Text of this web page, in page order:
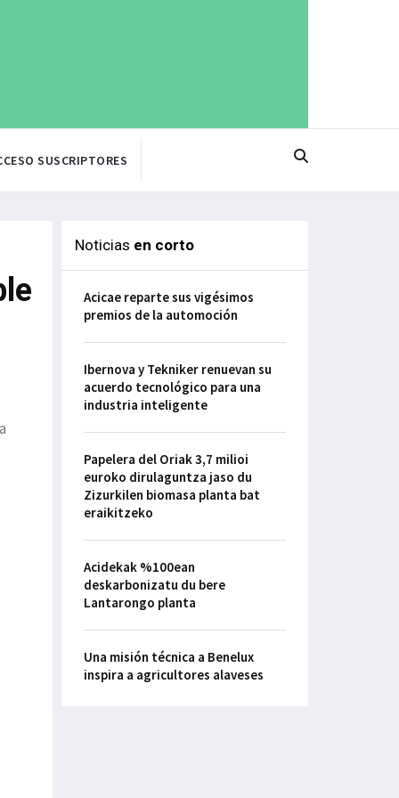
SUSCRIPTORES
Noticias en corto
Acicae reparte sus vigésimos
premios de la automoción
Ibernova y Tekniker renuevan su
acuerdo tecnológico para una
industria inteligente
Papelera del Oriak 3,7 milioi
euroko dirulaguntza jaso du
Zizurkilen biomasa planta bat
eraikitzeko
Acidekak %100ean
deskarbonizatu du bere
Lantarongo planta
Una misión técnica a Benelux
inspira a agricultores alaveses